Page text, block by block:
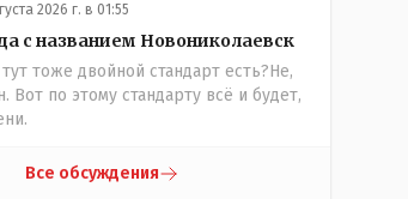
это не особо нужно, когда пар
ему требуется выход, а депутаты
барашком на заклание! Но как
до конца не продумали, а тут ещё
где думать должны были никого
где то) вот так всё и
2026 г. в 01:55
с названием Новониколаевск
тоже двойной стандарт есть?Не,
Вот по этому стандарту всё и будет,
Все обсуждения